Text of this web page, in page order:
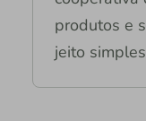
produtos e
jeito